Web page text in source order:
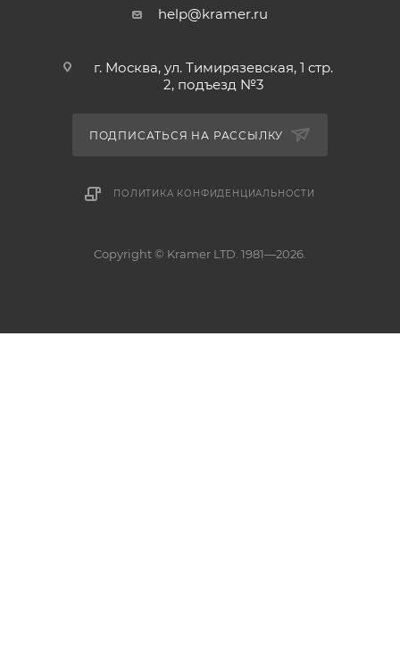
help@kramer.ru
г. Москва, ул. Тимирязевская, 1 стр.
2, подъезд №3
ПОДПИСАТЬСЯ НА РАССЫЛКУ
ПОЛИТИКА КОНФИДЕНЦИАЛЬНОСТИ
Copyright © Kramer LTD. 1981—2026.